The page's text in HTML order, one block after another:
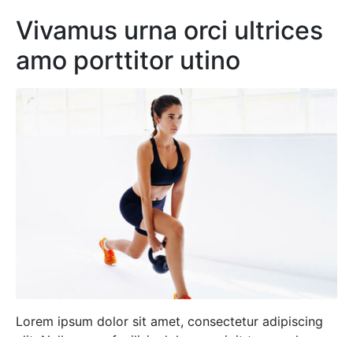
Vivamus urna orci ultrices
amo porttitor utino
Lorem ipsum dolor sit amet, consectetur adipiscing